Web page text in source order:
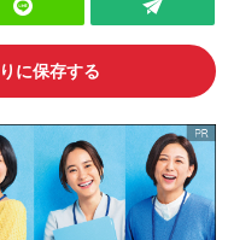
に保存する